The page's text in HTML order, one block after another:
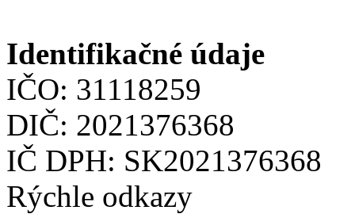
Identifikačné údaje
IČO: 31118259
DIČ: 2021376368
IČ DPH: SK2021376368
Rýchle odkazy